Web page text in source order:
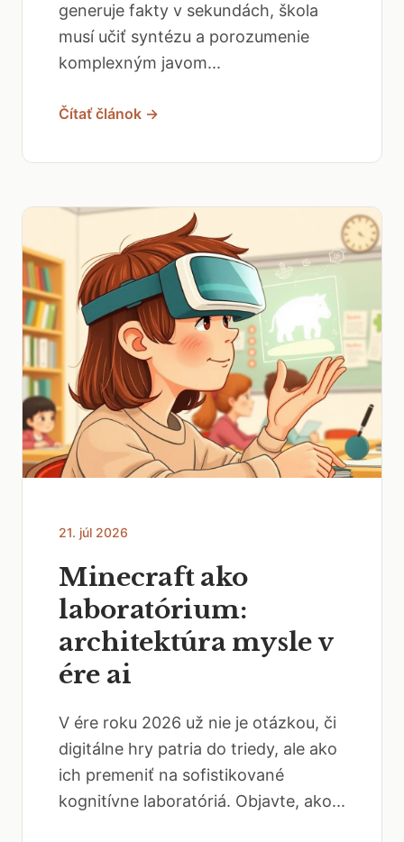
generuje fakty v sekundách, škola
musí učiť syntézu a porozumenie
komplexným javom...
Čítať článok →
21. júl 2026
Minecraft ako
laboratórium:
architektúra mysle v
ére ai
V ére roku 2026 už nie je otázkou, či
digitálne hry patria do triedy, ale ako
ich premeniť na sofistikované
kognitívne laboratóriá. Objavte, ako...